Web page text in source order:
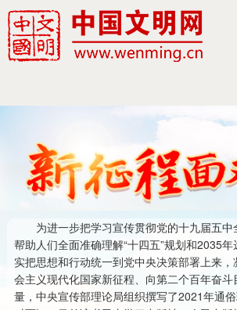
为进一步把学习宣传贯彻党的十九届五中
帮助人们全面准确理解“十四五”规划和2035
实把思想和行动统一到党中央决策部署上来
会主义现代化国家新征程、向第二个百年奋斗
量，中央宣传部理论局组织撰写了2021年通